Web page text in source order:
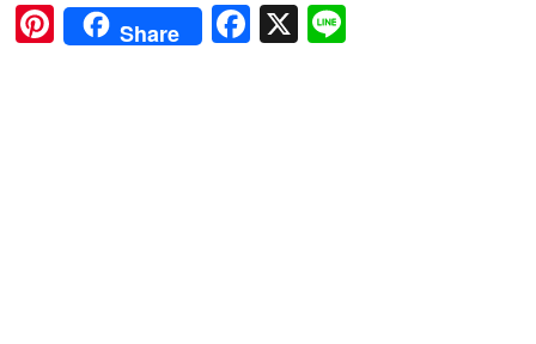
Pinterest
Share Facebook
X